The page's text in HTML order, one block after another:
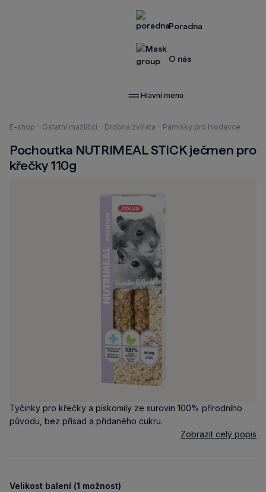
Poradna
O nás
Hlavní menu
Nacházíte
zde:
E-shop Ostatní mazlíčci Drobná zvířata Pamlsky pro hlodavce
Pochoutka NUTRIMEAL STICK ječmen pro
křečky 110g
Tyčinky pro křečky a pískomily ze surovin 100% přírodního
původu, bez přísad a přidaného cukru.
Zobrazit celý popis
Velikost balení (1 možnost)